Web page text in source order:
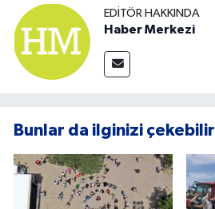
EDITÖR HAKKINDA
Haber Merkezi
Bunlar da ilginizi çekebilir